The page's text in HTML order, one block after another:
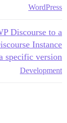
WordPress
Discourse to a
Instance
specific version
Development